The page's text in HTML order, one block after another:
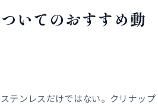
いてのおすすめ動
テンレスだけではない。クリナップ